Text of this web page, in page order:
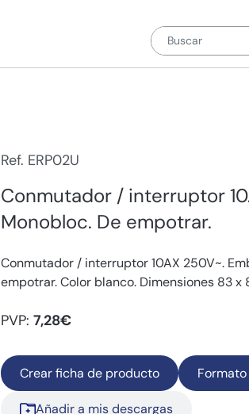
Ref. ERP02U
Conmutador / interruptor
Monobloc. De empotrar.
Conmutador / interruptor 10AX 250V~.
empotrar. Color blanco. Dimensiones 83 x
PVP: 7,28€
Crear ficha de producto Formato
Añadir a mis descargas